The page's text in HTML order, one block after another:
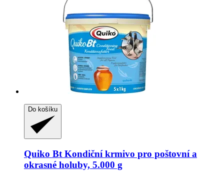
Do košíku
Quiko Bt Kondiční krmivo pro poštovní a
okrasné holuby, 5.000 g